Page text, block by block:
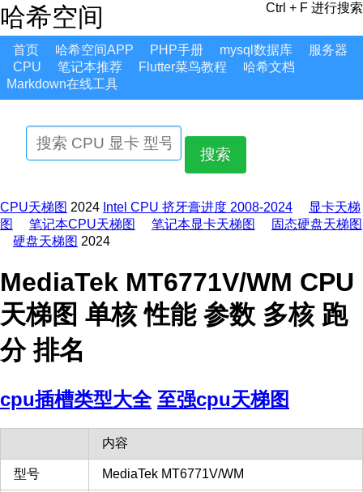
哈希空间 Ctrl + F 进行搜索
首页 哈希空间APP PHP手册 mysql数据库
服务器
CPU
笔记本推荐 Flutter菜鸟教程
哈希文档
Markdown在线工具
搜索
CPU天梯图 2024 Intel CPU 挤牙膏进度 2008-2024
显卡天梯
图
笔记本CPU天梯图 笔记本显卡天梯图
固态硬盘天梯图
硬盘天梯图 2024
MediaTek MT6771V/WM CPU
天梯图 单核 性能 参数 多核 跑
分 排名
cpu插槽类型大全 至强cpu天梯图
内容
型号 MediaTek MT6771V/WM